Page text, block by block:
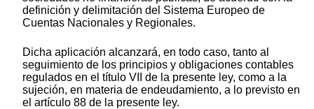
definición y delimitación del Sistema Europeo de
Cuentas Nacionales y Regionales.
Dicha aplicación alcanzará, en todo caso, tanto al
seguimiento de los principios y obligaciones contables
regulados en el título VII de la presente ley, como a la
sujeción, en materia de endeudamiento, a lo previsto en
el artículo 88 de la presente ley.